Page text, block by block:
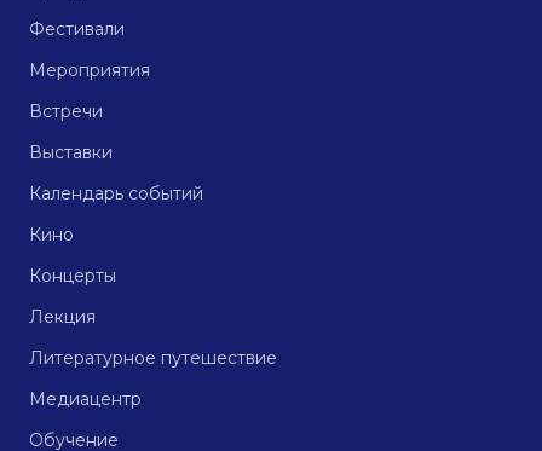
Фестивали
Мероприятия
Встречи
Выставки
Календарь событий
Кино
Концерты
Лекция
Литературное путешествие
Медиацентр
Обучение